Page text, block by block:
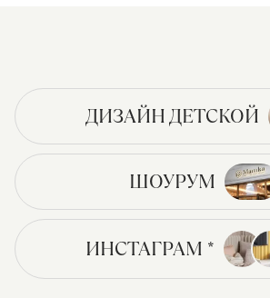
ДИЗАЙН ДЕТСКОЙ
ШОУРУМ
ИНСТАГРАМ *